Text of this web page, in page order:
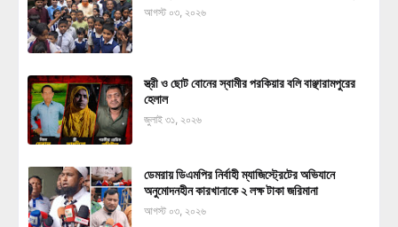
আগস্ট ০৩, ২০২৬
স্ত্রী ও ছোট বোনের স্বামীর পরকিয়ার বলি বাঞ্ছারামপুরের
হেলাল
জুলাই ৩১, ২০২৬
ডেমরায় ডিএমপির নির্বাহী ম্যাজিস্ট্রেটের অভিযানে
অনুমোদনহীন কারখানাকে ২ লক্ষ টাকা জরিমানা
আগস্ট ০৩, ২০২৬